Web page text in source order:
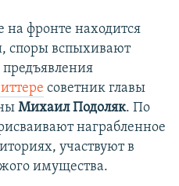
на фронте находится
споры вспыхивают
предъявления
советник главы
Михаил Подоляк. По
награбленное
участвуют в
имущества.